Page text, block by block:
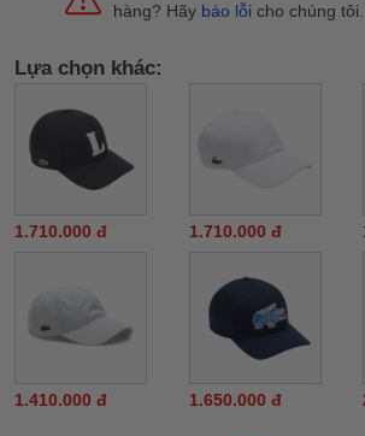
hàng? Hãy báo lỗi cho chúng tôi.
Lựa chọn khác:
1.710.000 đ 1.710.000 đ
1.410.000 đ 1.650.000 đ